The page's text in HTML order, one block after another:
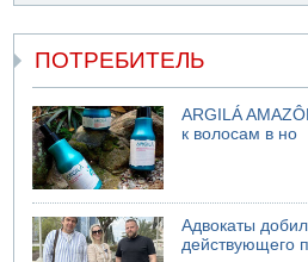
ПОТРЕБИТЕЛЬ
ARGILÁ
к волосам в но
Адвокаты
действующего